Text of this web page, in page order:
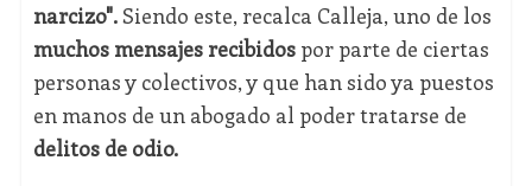
narcizo".Siendo este, recalca Calleja, uno de los
muchos mensajes recibidospor parte de ciertas
personas y colectivos, y que han sido ya puestos
en manos de un abogado al poder tratarse de
delitos de odio.